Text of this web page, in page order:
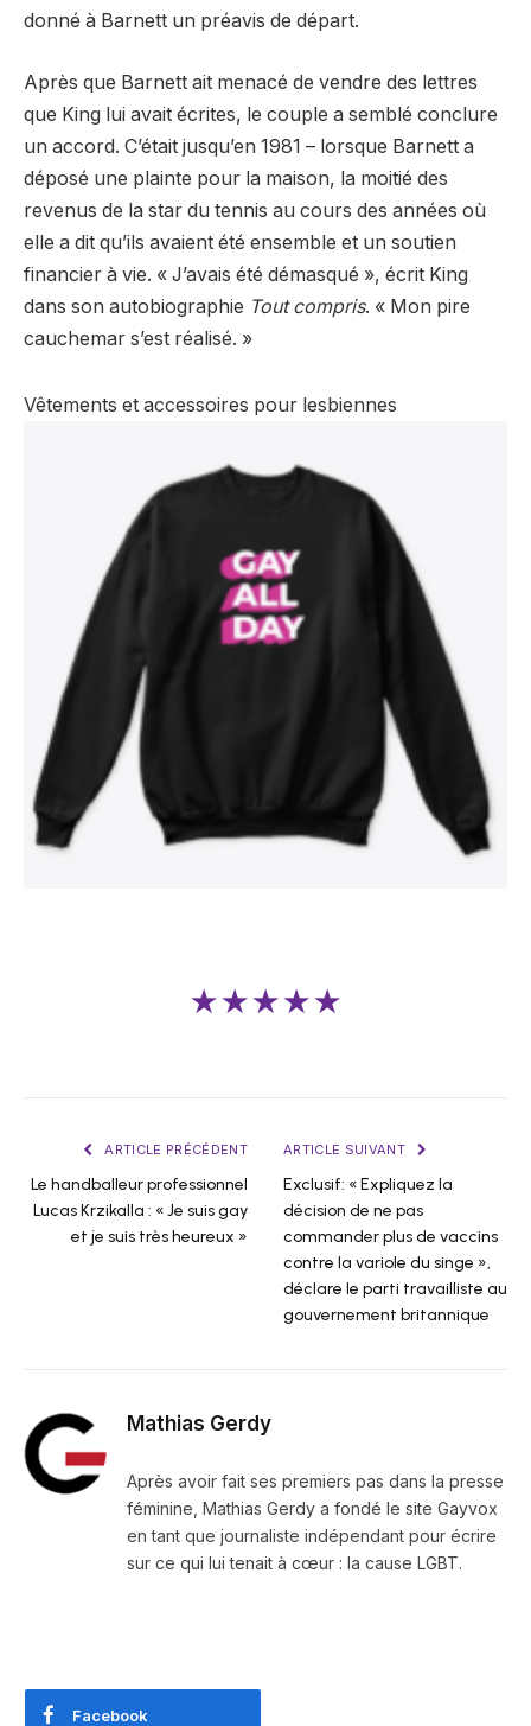
donné à Barnett un préavis de départ.
Après que Barnett ait menacé de vendre des lettres
que King lui avait écrites, le couple a semblé conclure
un accord. C’était jusqu’en 1981 – lorsque Barnett a
déposé une plainte pour la maison, la moitié des
revenus de la star du tennis au cours des années où
elle a dit qu’ils avaient été ensemble et un soutien
financier à vie. « J’avais été démasqué », écrit King
dans son autobiographie Tout compris. « Mon pire
cauchemar s’est réalisé. »
Vêtements et accessoires pour lesbiennes
★★★★★
ARTICLE PRÉCÉDENT
Le handballeur professionnel
Lucas Krzikalla : « Je suis gay
et je suis très heureux »
ARTICLE SUIVANT
Exclusif: « Expliquez la
décision de ne pas
commander plus de vaccins
contre la variole du singe »,
déclare le parti travailliste au
gouvernement britannique
Mathias Gerdy
Après avoir fait ses premiers pas dans la presse
féminine, Mathias Gerdy a fondé le site Gayvox
en tant que journaliste indépendant pour écrire
sur ce qui lui tenait à cœur : la cause LGBT.
Facebook